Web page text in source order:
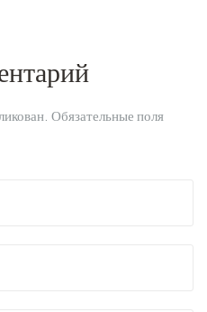
Обязательные поля